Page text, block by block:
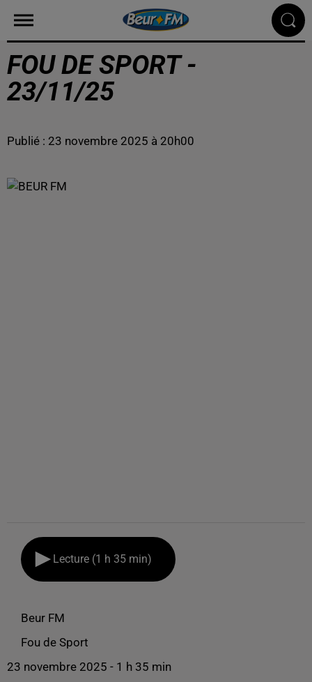
FOU DE SPORT -
23/11/25
Publié : 23 novembre 2025 à 20h00
Lecture (1 h 35 min)
Beur FM
Fou de Sport
23 novembre 2025 - 1 h 35 min